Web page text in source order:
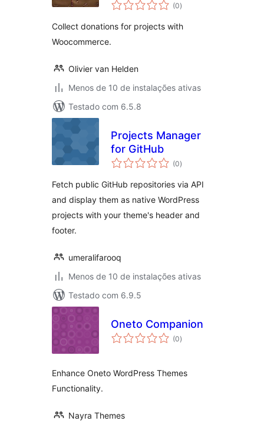
(0de
)
Collect donations for projects with
Woocommerce.
Olivier van Helden
Menos de 10 de instalações ativas
Testado com 6.5.8
Projects Manager
for GitHub
(0total
de
)
Fetch public GitHub repositories via API
and display them as native WordPress
projects with your theme's header and
footer.
umeralifarooq
Menos de 10 de instalações ativas
Testado com 6.9.5
Oneto Companion
(0total
de
)
Enhance Oneto WordPress Themes
Functionality.
Nayra Themes